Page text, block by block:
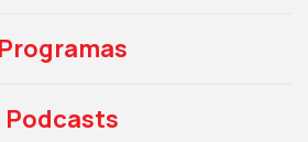
Programas
Podcasts